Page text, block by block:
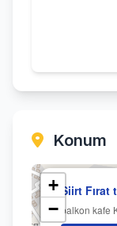
Konum
Siirt Fırat
balkon kafe
+
−